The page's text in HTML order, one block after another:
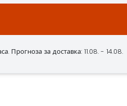
Прогноза за доставка: 11.08. - 14.08.